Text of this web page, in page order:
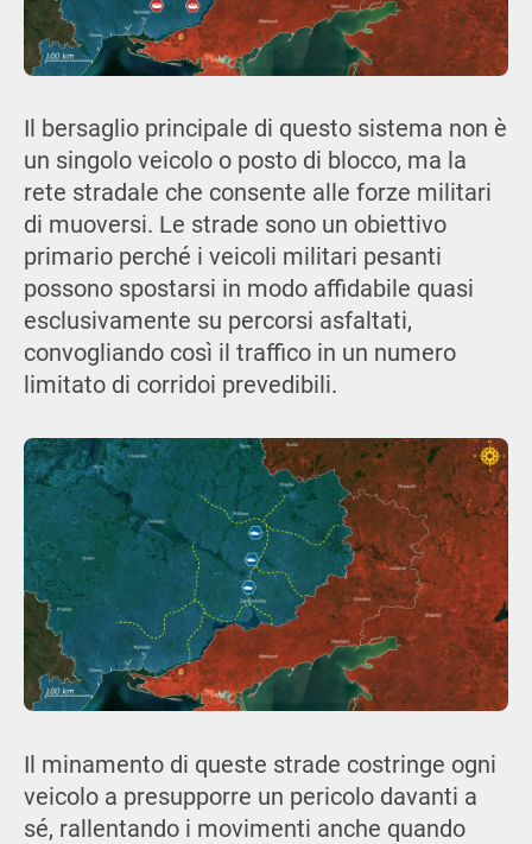
Il bersaglio principale di questo sistema non è
un singolo veicolo o posto di blocco, ma la
rete stradale che consente alle forze militari
di muoversi. Le strade sono un obiettivo
primario perché i veicoli militari pesanti
possono spostarsi in modo affidabile quasi
esclusivamente su percorsi asfaltati,
convogliando così il traffico in un numero
limitato di corridoi prevedibili.
Il minamento di queste strade costringe ogni
veicolo a presupporre un pericolo davanti a
sé, rallentando i movimenti anche quando